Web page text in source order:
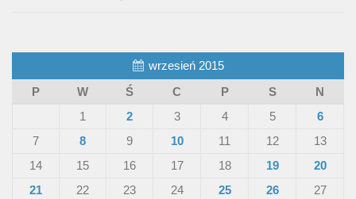
wrzesień 2015
P
W Ś C P S
N
1
2 3 4 5
6
7
8 9 10 11 12
13
14
15 16 17 18 19
20
21
22 23 24 25 26
27